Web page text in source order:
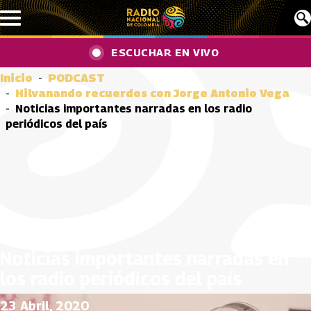
Pasar al contenido principal
ESCUCHAR EN VIVO
Inicio
PODCAST
Hilvanando recuerdos con Jorge Antonio Vega
Noticias importantes narradas en los radio
periódicos del país
23 Abril, 2020